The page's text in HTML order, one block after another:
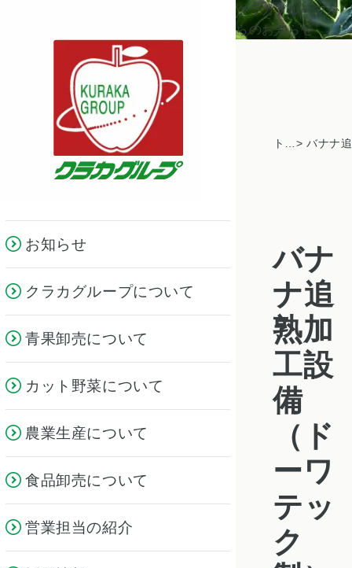
お知らせ
クラカグループについて
青果卸売について
カット野菜について
農業生産について
食品卸売について
営業担当の紹介
クラカグループか
らのお知らせ
トピックス一覧
バナ
ナ追
熟加
工設
備
（ド
ーワ
テッ
ク